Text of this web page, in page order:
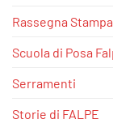
Rassegna Stampa
Scuola di Posa
Serramenti
Storie di FALPE